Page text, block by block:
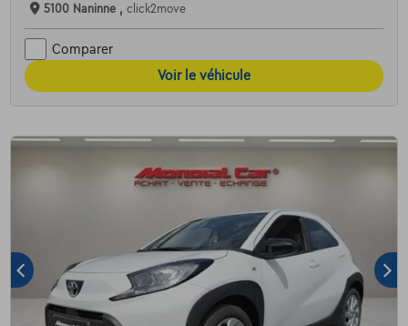
5100 Naninne , click2move
Comparer
Voir le véhicule